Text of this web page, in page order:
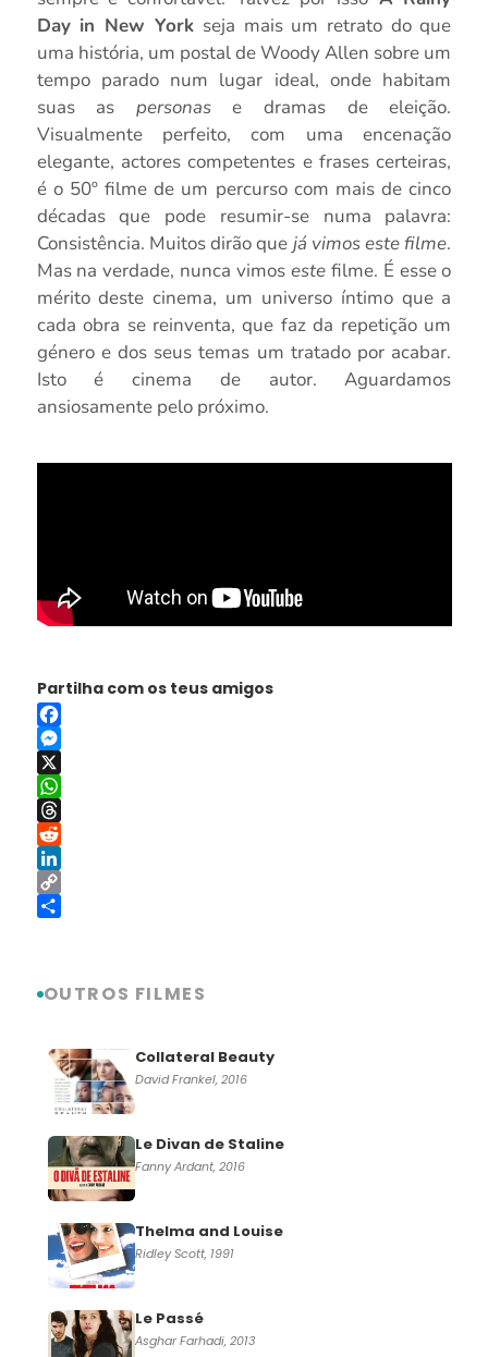
Day in New York seja mais um retrato do que
uma história, um postal de Woody Allen sobre um
tempo parado num lugar ideal, onde habitam
suas as personase dramas de eleição.
Visualmente perfeito, com uma encenação
elegante, actores competentes e frases certeiras,
é o 50º filme de um percurso com mais de cinco
décadas que pode resumir-se numa palavra:
Consistência. Muitos dirão que já vimos este filme.
Mas na verdade, nunca vimos estefilme. É esse o
mérito deste cinema, um universo íntimo que a
cada obra se reinventa, que faz da repetição um
género e dos seus temas um tratado por acabar.
Isto é cinema de autor. Aguardamos
ansiosamente pelo próximo.
Partilha com os teus amigos
Facebook
Messenger
X
WhatsApp
Threads
Reddit
LinkedIn
Copy
OUTROS FILMES
Collateral Beauty
David Frankel, 2016
Le Divan de Staline
Fanny Ardant, 2016
Thelma and Louise
Ridley Scott, 1991
Le Passé
Asghar Farhadi, 2013